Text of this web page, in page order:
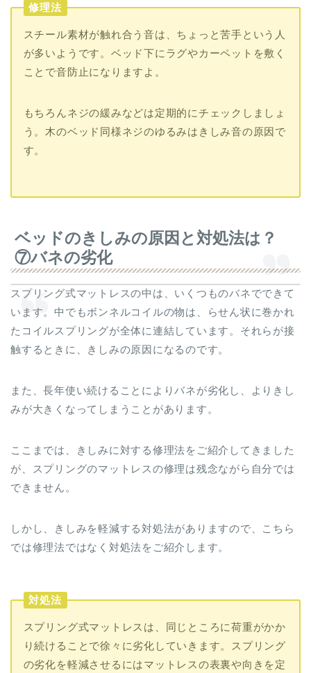
修理法
スチール素材が触れ合う音は、ちょっと苦手という人
が多いようです。ベッド下にラグやカーペットを敷く
ことで音防止になりますよ。
もちろんネジの緩みなどは定期的にチェックしましょ
う。木のベッド同様ネジのゆるみはきしみ音の原因で
す。
ベッドのきしみの原因と対処法は？
⑦バネの劣化
スプリング式マットレスの中は、いくつものバネでできて
います。中でもボンネルコイルの物は、らせん状に巻かれ
たコイルスプリングが全体に連結しています。それらが接
触するときに、きしみの原因になるのです。
また、長年使い続けることによりバネが劣化し、よりきし
みが大きくなってしまうことがあります。
ここまでは、きしみに対する修理法をご紹介してきました
が、スプリングのマットレスの修理は残念ながら自分では
できません。
しかし、きしみを軽減する対処法がありますので、こちら
では修理法ではなく対処法をご紹介します。
対処法
スプリング式マットレスは、同じところに荷重がかか
り続けることで徐々に劣化していきます。スプリング
の劣化を軽減させるにはマットレスの表裏や向きを定